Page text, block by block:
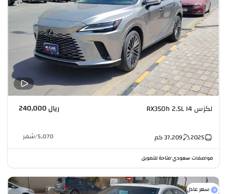
لكزس RX350h 2.5L I4 ريال 240,000
2025
37,209كم 5,070
/شهر
مواصفات سعودي•متاحة للتمويل
سعر عادل